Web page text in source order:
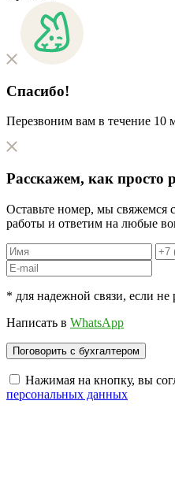
Спасибо!
Перезвоним вам в течение 10
Расскажем, как просто
Оставьте номер, мы свяжемся
работы и ответим на любые
* для надежной связи, если
Написать в WhatsApp
Нажимая на кнопку, вы
персональных данных